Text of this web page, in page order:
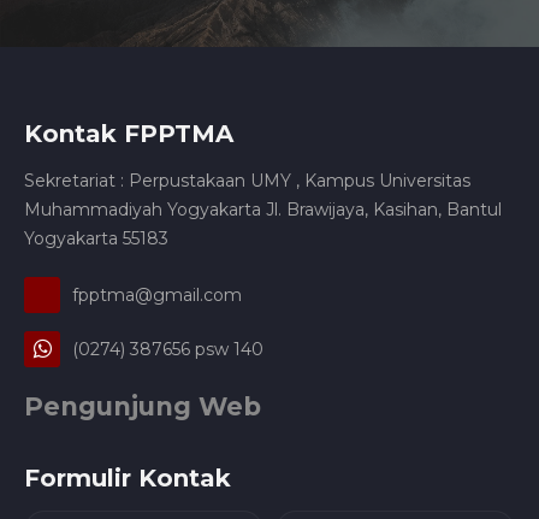
Kontak FPPTMA
Sekretariat : Perpustakaan UMY , Kampus Universitas
Muhammadiyah Yogyakarta Jl. Brawijaya, Kasihan, Bantul
Yogyakarta 55183
fpptma@gmail.com
(0274) 387656 psw 140
Pengunjung Web
Formulir Kontak